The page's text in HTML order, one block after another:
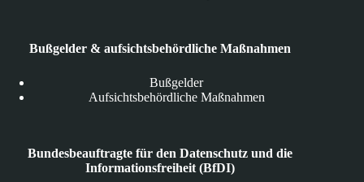
Bußgelder & aufsichtsbehördliche Maßnahmen
Bußgelder
Aufsichtsbehördliche Maßnahmen
Bundesbeauftragte für den Datenschutz und die
Informationsfreiheit (BfDI)